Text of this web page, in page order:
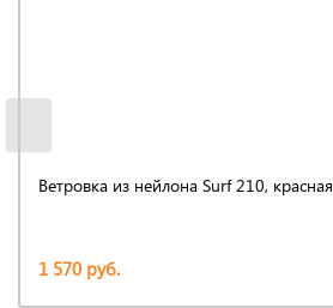
Ветровка из нейлона Surf 210, красная
1 570 руб.